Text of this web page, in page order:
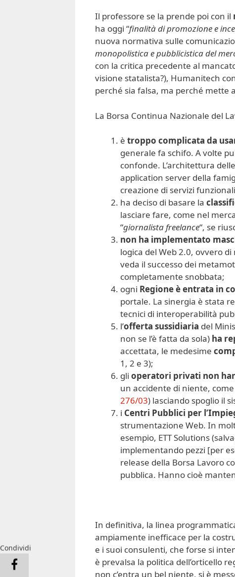
Il professore se la prende poi con il
ha oggi “finalità di promozione e
nuova normativa sulle
monopolistica e pubblicistica del
con la critica precedente al
visione statalista?), Humanitech
perché sia falsa, ma perché mette
La Borsa Continua Nazionale del
è troppo complicata da
generale fa schifo. A volte
confonde. L’architettura
application server della
creazione di servizi
ha deciso di basare la
lasciare fare, come nel
“giornalista freelance“, se
non ha implementato
logica del Web 2.0, ovvero
veda il successo dei
completamente snobbata;
ogni Regione è entrata in
portale. La sinergia è stata
tecnici di interoperabilità
l’offerta sussidiaria del
non se l’è fatta da sola) ha
accettata, le medesime
1, 2 e 3);
gli operatori privati non
un accidente di niente,
276/03) lasciando spoglio il
i Centri Pubblici per
strumentazione Web. In
esempio, ETT Solutions
implementando pezzi [per
release della Borsa Lavoro
pubblica. Hanno cioè
In definitiva, la linea
ampiamente inefficace per la
e i suoi consulenti, che forse si
è prevalsa la politica dell’orticello
non c’entra un bel niente, si è
Condividi